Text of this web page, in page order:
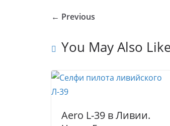
o
r
al
a
ni
o
k
← Previous
You May Also
Aero L-39 в Ливии.